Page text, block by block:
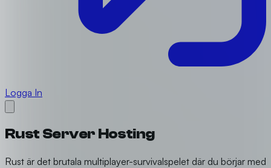
Logga In
Rust Server Hosting
Rust är det brutala multiplayer-survivalspelet där du börjar med